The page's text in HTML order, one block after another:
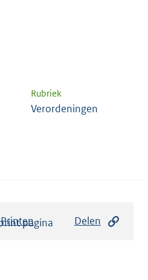
Rubriek
Verordeningen
Printen Delen